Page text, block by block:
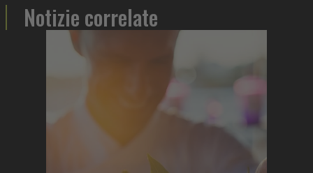
Notizie correlate